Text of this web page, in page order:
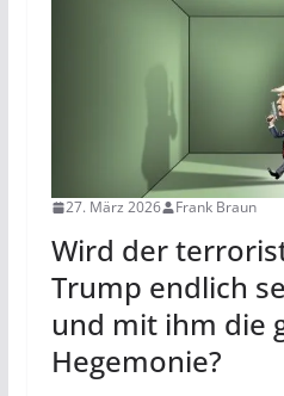
27. März 2026 Frank Braun
Wird der
Trump endlich
und mit ihm die
Hegemonie?